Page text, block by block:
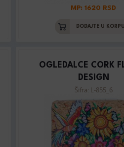
MP: 1620 RSD
DODAJTE U KORPU
OGLEDALCE CORK
DESIGN
Šifra: L-855_6